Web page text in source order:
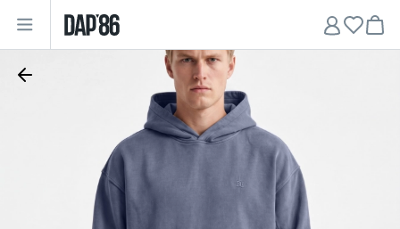
• Худи •